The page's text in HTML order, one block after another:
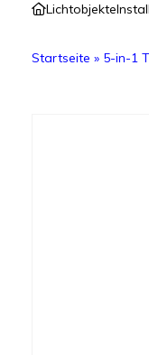
Lichtobjekte
Startseite » 5-in-1